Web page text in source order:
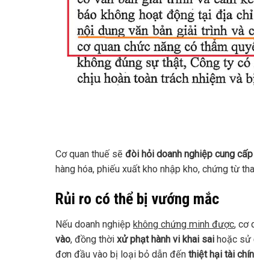
Cơ quan thuế sẽ đòi hỏi doanh nghiệp cung
hàng hóa, phiếu xuất kho nhập kho, chứng từ
Rủi ro có thể bị vướng mắc
Nếu doanh nghiệp không chứng minh được, cơ
vào, đồng thời xử phạt hành vi khai sai hoặc sử
đơn đầu vào bị loại bỏ dẫn đến thiệt hại tài